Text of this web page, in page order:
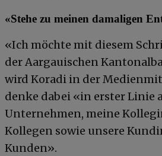
«Stehe zu meinen damaligen
«Ich möchte mit diesem
der Aargauischen
wird Koradi in der
denke dabei «in erster Linie
Unternehmen, meine
Kollegen sowie unsere
Kunden».